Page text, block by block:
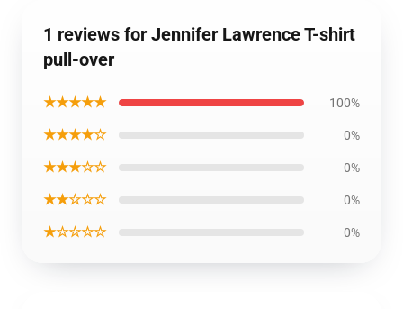
1 reviews for Jennifer Lawrence T-shirt
pull-over
★★★★★ 100%
★★★★☆ 0%
★★★☆☆ 0%
★★☆☆☆ 0%
★☆☆☆☆ 0%